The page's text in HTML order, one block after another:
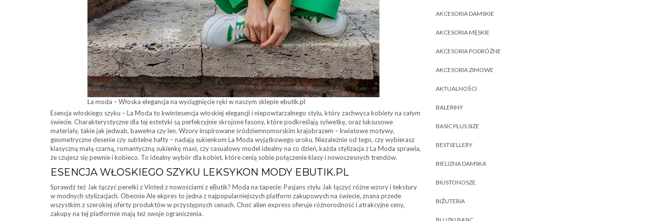
La moda – Włoska elegancja na wyciągnięcie ręki w naszym sklepie ebutik.pl
Esencja włoskiego szyku – La Moda to kwintesencja włoskiej elegancji i niepowtarzalnego stylu, który zachwyca kobiety na całym
świecie. Charakterystyczne dla tej estetyki są perfekcyjnie skrojone fasony, które podkreślają sylwetkę, oraz luksusowe
materiały, takie jak jedwab, bawełna czy len. Wzory inspirowane śródziemnomorskim krajobrazem – kwiatowe motywy,
geometryczne desenie czy subtelne hafty – nadają sukienkom La Moda wyjątkowego uroku. Niezależnie od tego, czy wybierasz
klasyczną małą czarną, romantyczną sukienkę maxi, czy casualowy model idealny na co dzień, każda stylizacja z La Moda sprawia,
że czujesz się pewnie i kobieco. To idealny wybór dla kobiet, które cenią sobie połączenie klasy i nowoczesnych trendów.
ESENCJA WŁOSKIEGO SZYKU LEKSYKON MODY EBUTIK.PL
Sprawdź też Jak łączyć perełki z Vinted z nowościami z eButik? Moda na tapecie: Pasjans stylu Jak łączyć różne wzory i tekstury
w modnych stylizacjach. Obecnie Ale ekpres to jedna z najpopularniejszych platform zakupowych na świecie, znana przede
wszystkim z szerokiej oferty produktów w przystępnych cenach. Choć alien express oferuje różnorodność i atrakcyjne ceny,
zakupy na tej platformie mają też swoje ograniczenia.
AKCESORIA DAMSKIE
AKCESORIA MĘSKIE
AKCESORIA PODRÓŻNE
AKCESORIA ZIMOWE
AKTUALNOŚCI
BALERINY
BASIC PLUS SIZE
BESTSELLERY
BIELIZNA DAMSKA
BIUSTONOSZE
BIŻUTERIA